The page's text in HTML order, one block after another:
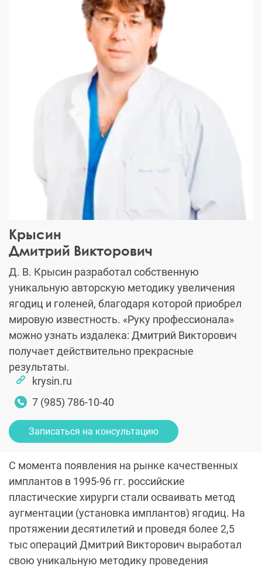
Крысин
Дмитрий Викторович
Д. В. Крысин разработал собственную
уникальную авторскую методику увеличения
ягодиц и голеней, благодаря которой приобрел
мировую известность. «Руку профессионала»
можно узнать издалека: Дмитрий Викторович
получает действительно прекрасные
результаты.
krysin.ru
7 (985) 786-10-40
Записаться на консультацию
С момента появления на рынке качественных
имплантов в 1995-96 гг. российские
пластические хирурги стали осваивать метод
аугментации (установка имплантов) ягодиц. На
протяжении десятилетий и проведя более 2,5
тыс операций Дмитрий Викторович выработал
свою уникальную методику проведения